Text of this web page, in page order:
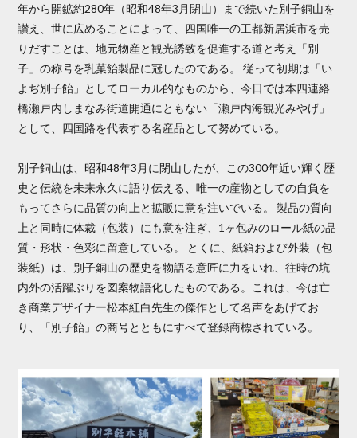
年から開鉱約280年（昭和48年3月閉山）まで続いた別子銅山を
讃え、世に広めることによって、四国唯一の工都新居浜市を売
りだすことは、地元物産と観光誘致を促進する道と考え「別
子」の称号を乳菓飴製品に冠したのである。 従って初期は「い
よぢ別子飴」としてローカル的なものから、今日では本四連絡
橋瀬戸内しまなみ街道開通にともない「瀬戸内海観光みやげ」
として、四国路を代表する名産品として努めている。
別子銅山は、昭和48年3月に閉山したが、この300年近い輝く歴
史と伝統を未来永久に語り伝える、唯一の産物としての自負を
もってさらに品質の向上と拡販に意を注いでいる。 製品の質向
上と同時に体裁（包装）にも意を注ぎ、1ヶ包みのロール紙の品
質・形状・色彩に留意している。 とくに、紙箱および外装（包
装紙）は、別子銅山の歴史を物語る意匠に力をいれ、往時の坑
内外の活躍ぶりを図案物語化したものである。これは、今は亡
き商業デザイナー松本紅白先生の傑作として名声をあげてお
り、「別子飴」の商号とともにすべて登録商標されている。